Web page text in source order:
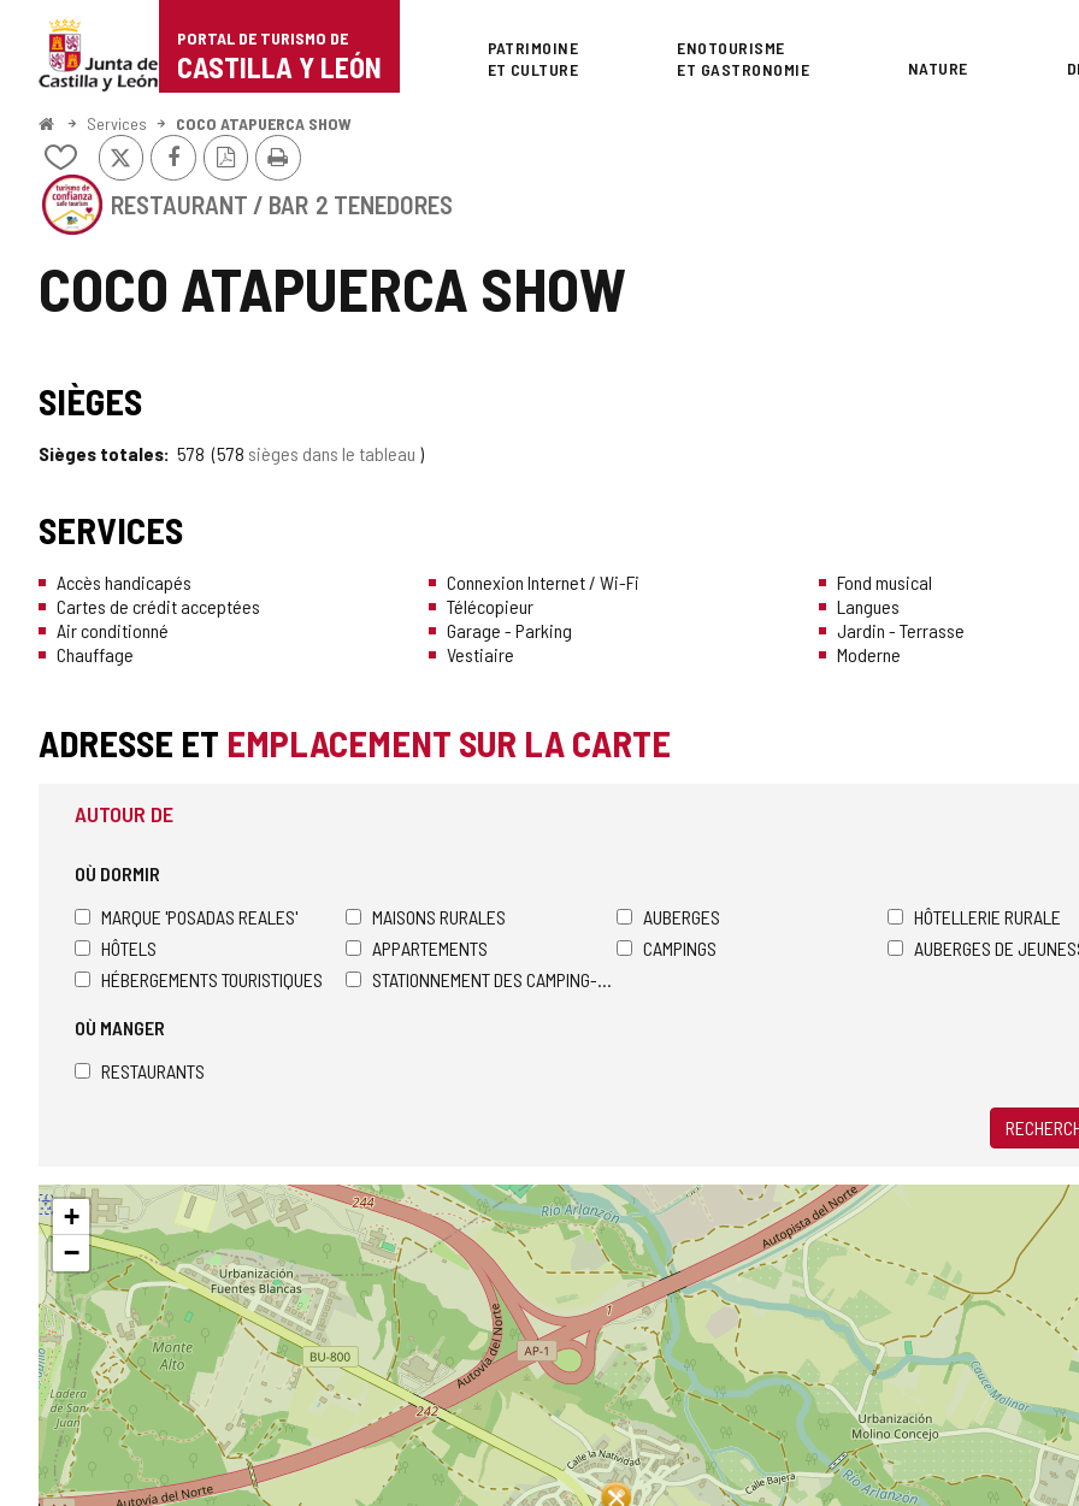
Portal
de
Turismo
Castilla
León
PORTAL DE TURISMO DE
CASTILLA Y LEÓN
Superior
PATRIMOINE
ET CULTURE
ENOTOURISME
ET GASTRONOMIE
NATURE
<
Accueil
Services COCO ATAPUERCA SHOW
COCO ATAPUERCA SHOW
Ajouter/retirer
le
contenu
de
X FacebookVersion
PDF
Imprimer
RESTAURANT / BAR 2 TENEDORES
SCEAU
DE
TOURISME
DE
Cet
établissement
SCEAU
DE
CASTILLA
LEÓN
SIÈGES
Sièges totales 578 578 sièges dans le tableau
SERVICES
Accès handicapés
Cartes de crédit acceptées
Air conditionné
Chauffage
Connexion Internet / Wi-Fi
Télécopieur
Garage - Parking
Vestiaire
Fond musical
Langues
Jardin - Terrasse
Moderne
ADRESSE ET EMPLACEMENT SUR LA CARTE
AUTOUR DE
OÙ DORMIR
MARQUE 'POSADAS REALES'
MAISONS RURALES AUBERGES
HÔTELLERIE RURALE
HÔTELS
APPARTEMENTS CAMPINGS
AUBERGES DE
HÉBERGEMENTS TOURISTIQUES
STATIONNEMENT DES CAMPING-CARS
OÙ MANGER
RESTAURANTS
Sauter
la
carte
+
−